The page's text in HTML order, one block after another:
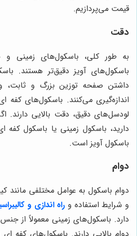
قیمت می‌پردازیم.
دقت
به طور کلی، باسکول‌های زمینی و
باسکول‌های آویز دقیق‌تر هستند.
داشتن صفحه توزین بزرگ و ثابت،
اندازه‌گیری می‌کنند. باسکول‌های کفه
لودسل‌های دقیق، دقت بالایی دارند.
دارید، باسکول زمینی یا باسکول کفه
باسکول آویز است.
دوام
دوام باسکول به عوامل مختلفی
و شرایط استفاده و راه اندازی و
دارد. باسکول‌های زمینی معمولاً از